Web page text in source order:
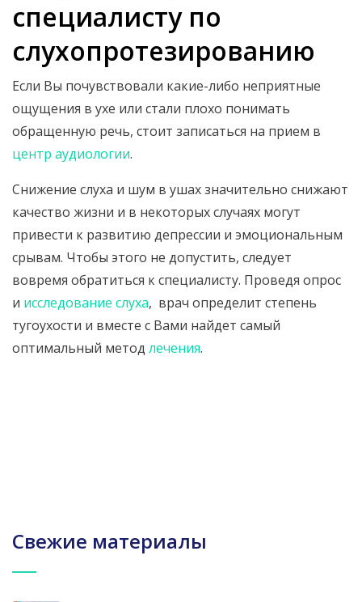
специалисту по
слухопротезированию
Если Вы почувствовали какие-либо неприятные
ощущения в ухе или стали плохо понимать
обращенную речь, стоит записаться на прием в
центр аудиологии.
Снижение слуха и шум в ушах значительно снижают
качество жизни и в некоторых случаях могут
привести к развитию депрессии и эмоциональным
срывам. Чтобы этого не допустить, следует
вовремя обратиться к специалисту. Проведя опрос
и исследование слуха, врач определит степень
тугоухости и вместе с Вами найдет самый
оптимальный метод лечения.
Свежие материалы